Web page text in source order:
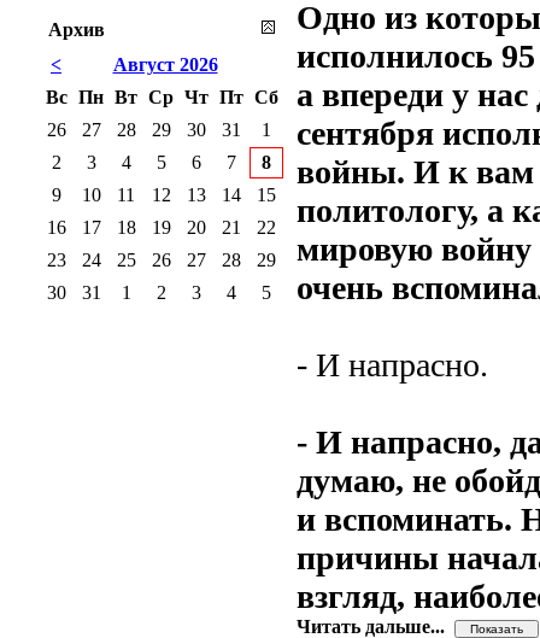
Одно из
исполнилось
а впереди у
сентября
войны. И к вам
политологу, а
мировую войну
очень
- И напрасно.
- И напрасно,
думаю, не
и вспоминать.
причины
взгляд,
Читать дальше...
Архив
<
Август 2026
Вс Пн Вт Ср Чт Пт Сб
26
27 28 29 30 31
1
2
3 4 5 6 7
8
9
10 11 12 13 14
15
16
17 18 19 20 21
22
23
24 25 26 27 28
29
30
31 1 2 3 4 5